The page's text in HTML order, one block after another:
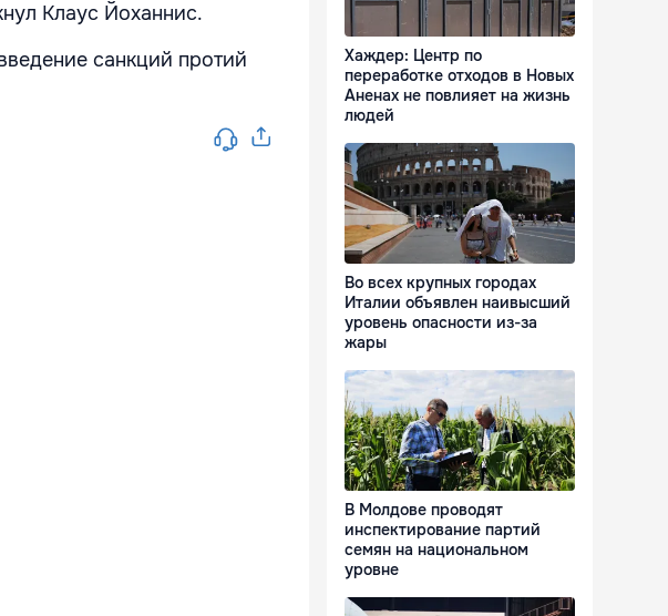
Клаус Йоханнис.
санкций протий
Хаждер: Центр по
переработке отходов в Новых
Аненах не повлияет на жизнь
людей
Во всех крупных городах
Италии объявлен наивысший
уровень опасности из-за
жары
В Молдове проводят
инспектирование партий
семян на национальном
уровне